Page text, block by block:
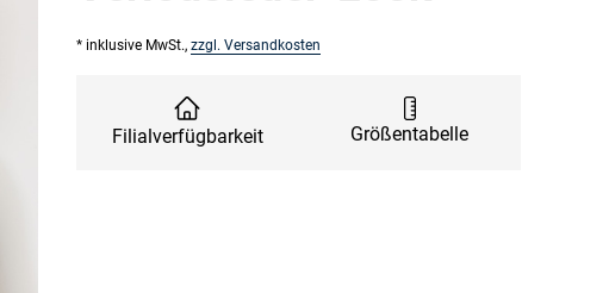
* inklusive MwSt., zzgl. Versandkosten
Filialverfügbarkeit Größentabelle